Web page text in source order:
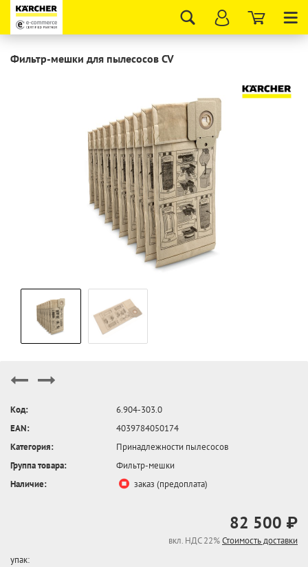
Фильтр-мешки для пылесосов CV
Код:
6.904-303.0
EAN:
4039784050174
Категория:
Принадлежности пылесосов
Группа товара:
Фильтр-мешки
Наличие:
заказ (предоплата)
82 500 ₽
вкл. НДС 22%Стоимость доставки
упак: